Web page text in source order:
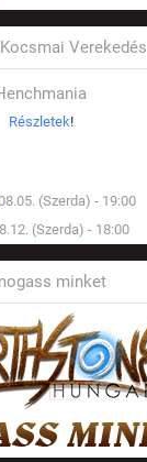
Verekedés
Részletek!
(Szerda) - 19:00
(Szerda) - 18:00
minket